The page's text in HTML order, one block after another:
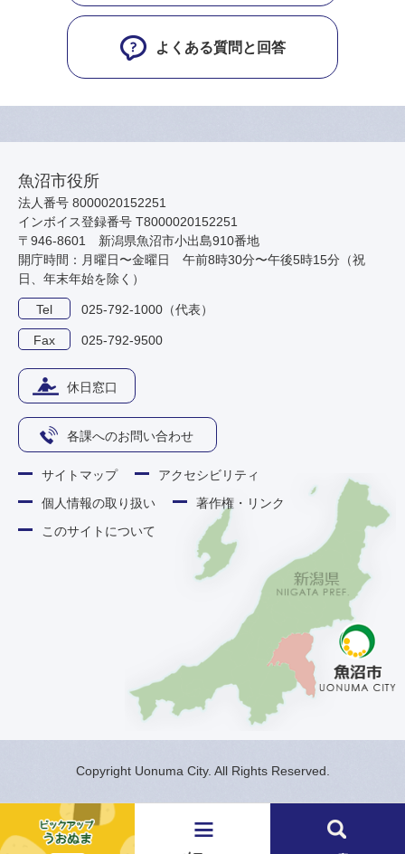
よくある質問と回答
魚沼市役所
法人番号 8000020152251
インボイス登録番号 T8000020152251
〒946-8601 新潟県魚沼市小出島910番地
開庁時間：月曜日〜金曜日 午前8時30分〜午後5時15分（祝
日、年末年始を除く）
Tel 025-792-1000（代表）
Fax 025-792-9500
休日窓口
各課へのお問い合わせ
サイトマップ
アクセシビリティ
個人情報の取り扱い
著作権・リンク
このサイトについて
Copyright Uonuma City. All Rights Reserved.